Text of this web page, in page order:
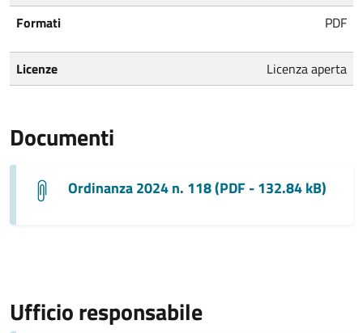
Formati
PDF
Licenze Licenza aperta
Documenti
Ordinanza 2024 n. 118 (PDF - 132.84 kB)
Ufficio responsabile